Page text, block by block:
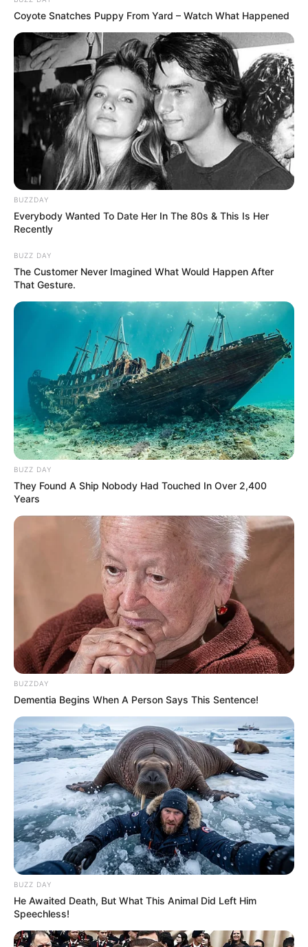
Coyote Snatches Puppy From Yard – Watch What Happened
BUZZDAY
Everybody Wanted To Date Her In The 80s & This Is Her
Recently
BUZZ DAY
The Customer Never Imagined What Would Happen After
That Gesture.
BUZZ DAY
They Found A Ship Nobody Had Touched In Over 2,400
Years
BUZZDAY
Dementia Begins When A Person Says This Sentence!
BUZZ DAY
He Awaited Death, But What This Animal Did Left Him
Speechless!